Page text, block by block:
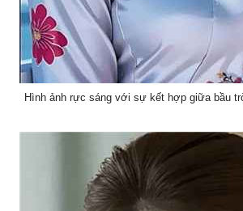
Hình ảnh rực sáng với sự kết hợp giữa bầu